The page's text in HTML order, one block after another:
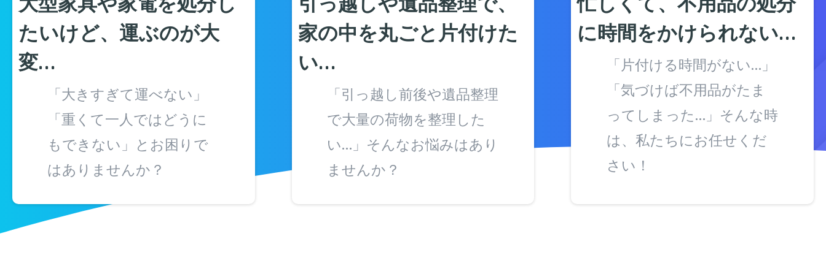
たいけど、運ぶのが大
変…
「大きすぎて運べない」
「重くて一人ではどうに
もできない」とお困りで
はありませんか？
家の中を丸ごと片付けた
い…
「引っ越し前後や遺品整理
で大量の荷物を整理した
い…」そんなお悩みはあり
ませんか？
に時間をかけられない…
「片付ける時間がない…」
「気づけば不用品がたま
ってしまった…」そんな時
は、私たちにお任せくだ
さい！